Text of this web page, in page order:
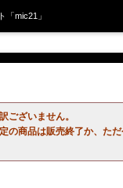
「mic21」
ございません。
の商品は販売終了か、た